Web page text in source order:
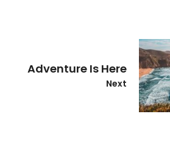
Adventure Is Here
Next